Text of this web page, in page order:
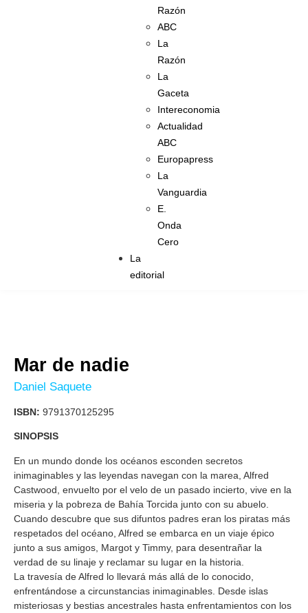
Razón
ABC
La
Razón
La
Gaceta
Intereconomia
Actualidad
ABC
Europapress
La
Vanguardia
E.
Onda
Cero
La
editorial
Mar de nadie
Daniel Saquete
ISBN: 9791370125295
SINOPSIS
En un mundo donde los océanos esconden secretos
inimaginables y las leyendas navegan con la marea, Alfred
Castwood, envuelto por el velo de un pasado incierto, vive en la
miseria y la pobreza de Bahía Torcida junto con su abuelo.
Cuando descubre que sus difuntos padres eran los piratas más
respetados del océano, Alfred se embarca en un viaje épico
junto a sus amigos, Margot y Timmy, para desentrañar la
verdad de su linaje y reclamar su lugar en la historia.
La travesía de Alfred lo llevará más allá de lo conocido,
enfrentándose a circunstancias inimaginables. Desde islas
misteriosas y bestias ancestrales hasta enfrentamientos con los